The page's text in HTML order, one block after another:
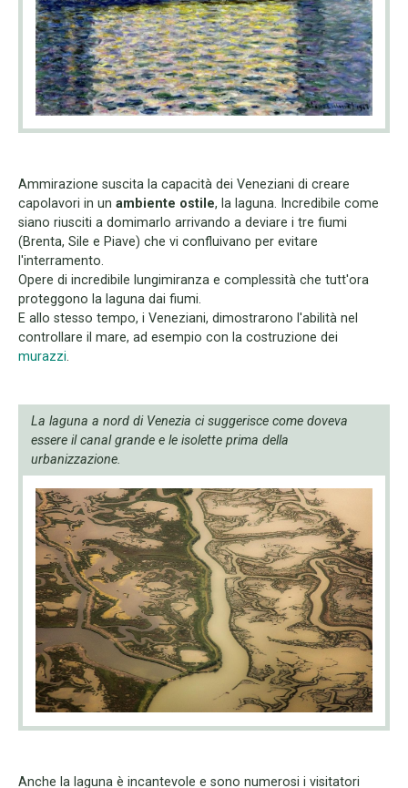
Ammirazione suscita la capacità dei Veneziani di creare
capolavori in un ambiente ostile, la laguna. Incredibile come
siano riusciti a domimarlo arrivando a deviare i tre fiumi
(Brenta, Sile e Piave) che vi confluivano per evitare
l'interramento.
Opere di incredibile lungimiranza e complessità che tutt'ora
proteggono la laguna dai fiumi.
E allo stesso tempo, i Veneziani, dimostrarono l'abilità nel
controllare il mare, ad esempio con la costruzione dei
murazzi.
La laguna a nord di Venezia ci suggerisce come doveva
essere il canal grande e le isolette prima della
urbanizzazione.
Anche la laguna è incantevole e sono numerosi i visitatori